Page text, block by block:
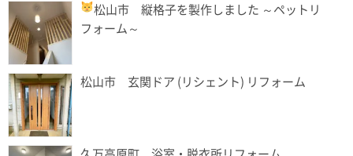
松山市 縦格子を製作しました ～ペットリ
フォーム～
松山市 玄関ドア (リシェント) リフォーム